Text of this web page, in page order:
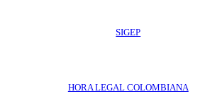
SIGEP
HORA LEGAL COLOMBIANA